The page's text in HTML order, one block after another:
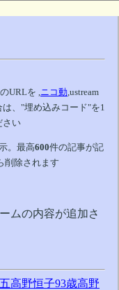
のURLを , ニコ動 ,ustream
、"埋め込みコード"を1
さい
。最高600件の記事が記
削除されます
ムの内容が追加さ
高野恒子93歳高野